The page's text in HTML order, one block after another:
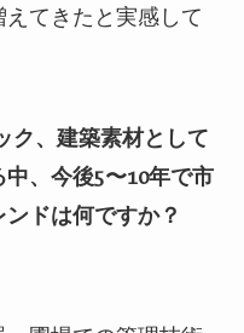
てきたと実感して
ク、建築素材として
、今後5〜10年で市
ドは何ですか？